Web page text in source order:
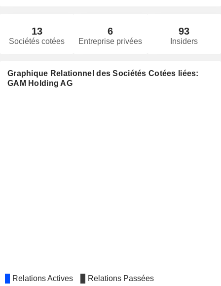
13
Sociétés cotées
6
Entreprise privées
93
Insiders
Graphique Relationnel des Sociétés Cotées liées:
GAM Holding AG
Relations Actives Relations Passées